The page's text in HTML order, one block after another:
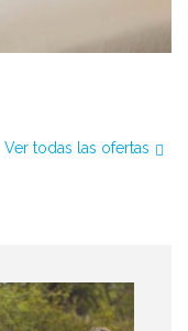
Ver todas las ofertas